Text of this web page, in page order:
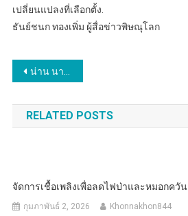
เปลี่ยนแปลงที่เลือกตั้ง.
ธันย์ชนก ทองเพิ่ม ผู้สื่อข่าวพิษณุโลก
แนะแนว
เรื่อง
น่าน นายก อบต.สะเนียนออกมาขอโทษประชาชนที่ได้รับความเดือดร้อนจากการใช้ถนนทางเชื่อมระหว่างบ้านสมุนใหม่-บ้านห้วยระพี
RELATED POSTS
จัดการเชื้อเพลิงเพื่อลดไฟป่าและหมอกควัน
กุมภาพันธ์ 2, 2026 Khonnakhon844